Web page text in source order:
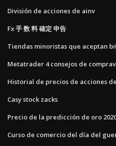
División de acciones de ainv
Fx 手 数 料 確定 申告
Tiendas minoristas que aceptan
Metatrader 4 consejos de
Historial de precios de acciones
Casy stock zacks
Precio de la predicción de oro
Curso de comercio del día del